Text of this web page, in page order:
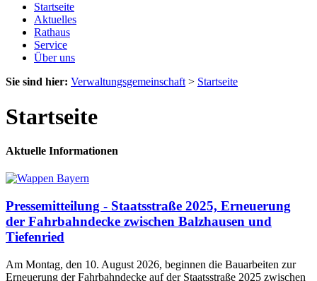
Startseite
Aktuelles
Rathaus
Service
Über uns
Sie sind hier: Verwaltungsgemeinschaft > Startseite
Startseite
Aktuelle Informationen
Pressemitteilung - Staatsstraße 2025, Erneuerung
der Fahrbahndecke zwischen Balzhausen und
Tiefenried
Am Montag, den 10. August 2026, beginnen die Bauarbeiten zur
Erneuerung der Fahrbahndecke auf der Staatsstraße 2025 zwischen